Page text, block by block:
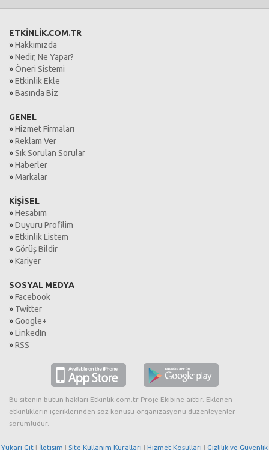
ETKİNLİK.COM.TR
»Hakkımızda
»Nedir, Ne Yapar?
»Öneri Sistemi
»Etkinlik Ekle
»Basında Biz
GENEL
»Hizmet Firmaları
»Reklam Ver
»Sık Sorulan Sorular
»Haberler
»Markalar
KİŞİSEL
»Hesabım
»Duyuru Profilim
»Etkinlik Listem
»Görüş Bildir
»Kariyer
SOSYAL MEDYA
»Facebook
» Twitter
»Google+
»LinkedIn
»RSS
Bu sitenin bütün hakları Etkinlik.com.tr Proje Ekibine aittir. Eklenen
etkinliklerin içeriklerinden söz konusu organizasyonu düzenleyenler
sorumludur.
Yukarı Git İletişim Site Kullanım Kuralları Hizmet Koşulları Gizlilik ve Güvenlik